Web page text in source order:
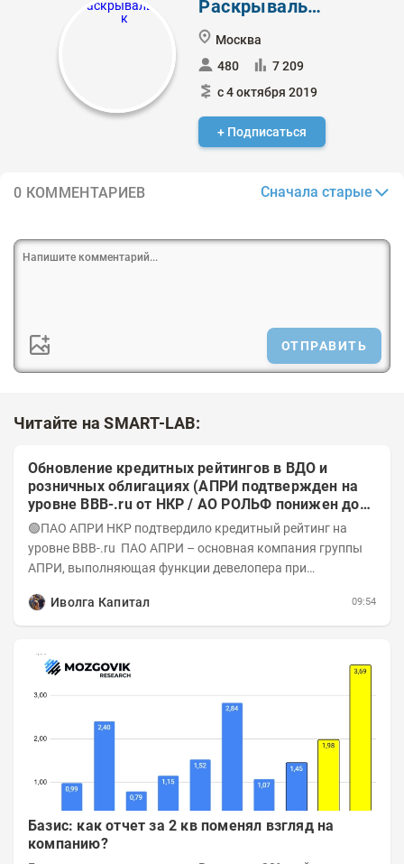
Раскрывальщик
Москва
480
7 209
с 4 октября 2019
+ Подписаться
0 КОММЕНТАРИЕВ Сначала старые
ОТПРАВИТЬ
Читайте на SMART-LAB:
Обновление кредитных рейтингов в ВДО и
розничных облигациях (АПРИ подтвержден на
уровне BBB-.ru от НКР / АО РОЛЬФ понижен до
А-(RU) / Элит Строй присвоен на уровне BBB.ru)
🟢ПАО АПРИ НКР подтвердило кредитный рейтинг на
уровне BBB-.ru ПАО АПРИ – основная компания группы
АПРИ, выполняющая функции девелопера при
Иволга Капитал
09:54
Базис: как отчет за 2 кв поменял взгляд на
компанию?